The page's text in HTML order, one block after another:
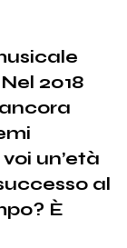
2018
un’età
al
È